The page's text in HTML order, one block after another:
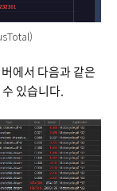
에서 다음과 같은
있습니다.